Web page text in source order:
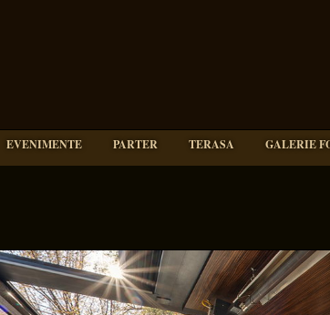
EVENIMENTE PARTER TERASA GALERIE